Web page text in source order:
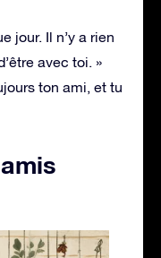
jour. Il n’y a rien
avec toi. »
ton ami, et tu